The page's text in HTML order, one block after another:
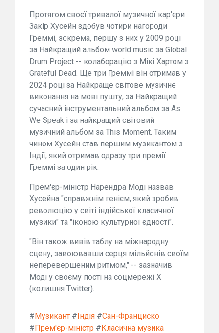
Протягом своєї тривалої музичної кар'єри
Закір Хусейн здобув чотири нагороди
Греммі, зокрема, першу з них у 2009 році
за Найкращий альбом world music за Global
Drum Project -- колаборацію з Мікі Хартом з
Grateful Dead. Ще три Греммі він отримав у
2024 році за Найкраще світове музичне
виконання на мові пушту, за Найкращий
сучасний інструментальний альбом за As
We Speak і за найкращий світовий
музичний альбом за This Moment. Таким
чином Хусейн став першим музикантом з
Індії, який отримав одразу три премії
Греммі за один рік.
Прем'єр-міністр Нарендра Моді назвав
Хусейна "справжнім генієм, який зробив
революцію у світі індійської класичної
музики" та "іконою культурної єдності".
"Він також вивів таблу на міжнародну
сцену, завоювавши серця мільйонів своїм
неперевершеним ритмом," -- зазначив
Моді у своєму пості на соцмережі X
(колишня Twitter).
#Музикант #Індія #Сан-Франциско
#Прем'єр-міністр #Класична музика